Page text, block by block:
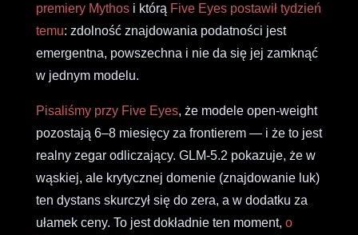
premiery Mythosi którą Five Eyes postawił tydzień
temu: zdolność znajdowania podatności jest
emergentna, powszechna i nie da się jej zamknąć
w jednym modelu.
Pisaliśmy przy Five Eyes, że modele open-weight
pozostają 6–8 miesięcy za frontierem — i że to jest
realny zegar odliczający. GLM-5.2 pokazuje, że w
wąskiej, ale krytycznej domenie (znajdowanie luk)
ten dystans skurczył się do zera, a w dodatku za
ułamek ceny. To jest dokładnie ten moment, o